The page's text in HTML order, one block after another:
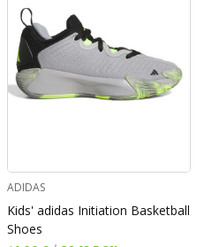
ADIDAS
Kids' adidas Initiation Basketball
Shoes